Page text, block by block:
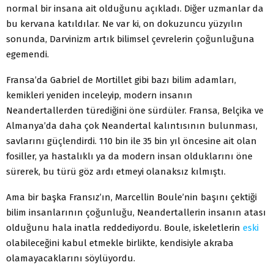
normal bir insana ait olduğunu açıkladı. Diğer uzmanlar da
bu kervana katıldılar. Ne var ki, on dokuzuncu yüzyılın
sonunda, Darvinizm artık bilimsel çevrelerin çoğunluğuna
egemendi.
Fransa’da Gabriel de Mortillet gibi bazı bilim adamları,
kemikleri yeniden inceleyip, modern insanın
Neandertallerden türediğini öne sürdüler. Fransa, Belçika ve
Almanya’da daha çok Neandertal kalıntısının bulunması,
savlarını güçlendirdi. 110 bin ile 35 bin yıl öncesine ait olan
fosiller, ya hastalıklı ya da modern insan olduklarını öne
sürerek, bu türü göz ardı etmeyi olanaksız kılmıştı.
Ama bir başka Fransız’ın, Marcellin Boule’nin başını çektiği
bilim insanlarının çoğunluğu, Neandertallerin insanın atası
olduğunu hala inatla reddediyordu. Boule, iskeletlerin eski
olabileceğini kabul etmekle birlikte, kendisiyle akraba
olamayacaklarını söylüyordu.